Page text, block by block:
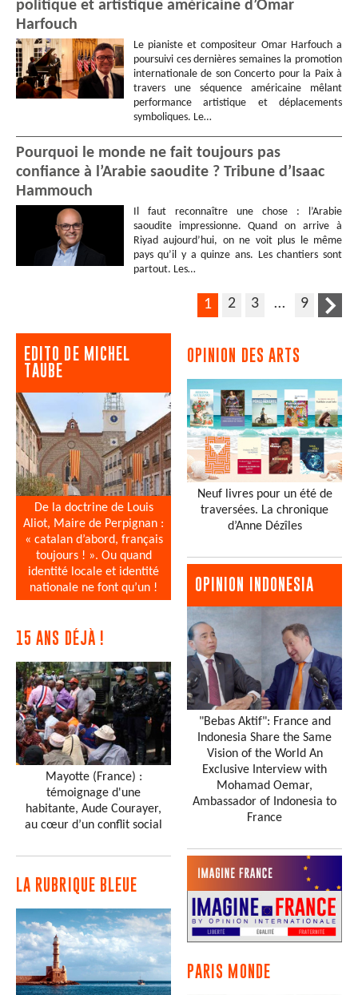
politique et artistique américaine d’Omar
Harfouch
Le pianiste et compositeur Omar Harfouch a
poursuivi ces dernières semaines la promotion
internationale de son Concerto pour la Paix à
travers une séquence américaine mêlant
performance artistique et déplacements
symboliques. Le…
Pourquoi le monde ne fait toujours pas
confiance à l’Arabie saoudite ? Tribune d’Isaac
Hammouch
Il faut reconnaître une chose : l’Arabie
saoudite impressionne. Quand on arrive à
Riyad aujourd’hui, on ne voit plus le même
pays qu’il y a quinze ans. Les chantiers sont
partout. Les…
1 2 3 … 9
EDITO DE MICHEL
TAUBE
De la doctrine de Louis
Aliot, Maire de Perpignan :
« catalan d’abord, français
toujours ! ». Ou quand
identité locale et identité
nationale ne font qu’un !
15 ANS DÉJÀ !
Mayotte (France) :
témoignage d'une
habitante, Aude Courayer,
au cœur d’un conflit social
LA RUBRIQUE BLEUE
OPINION DES ARTS
Neuf livres pour un été de
traversées. La chronique
d’Anne Dézîles
OPINION INDONESIA
"Bebas Aktif": France and
Indonesia Share the Same
Vision of the World An
Exclusive Interview with
Mohamad Oemar,
Ambassador of Indonesia to
France
PARIS MONDE